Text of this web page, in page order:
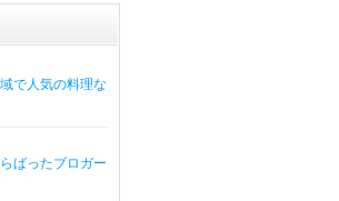
で人気の料理な
ばったブロガー